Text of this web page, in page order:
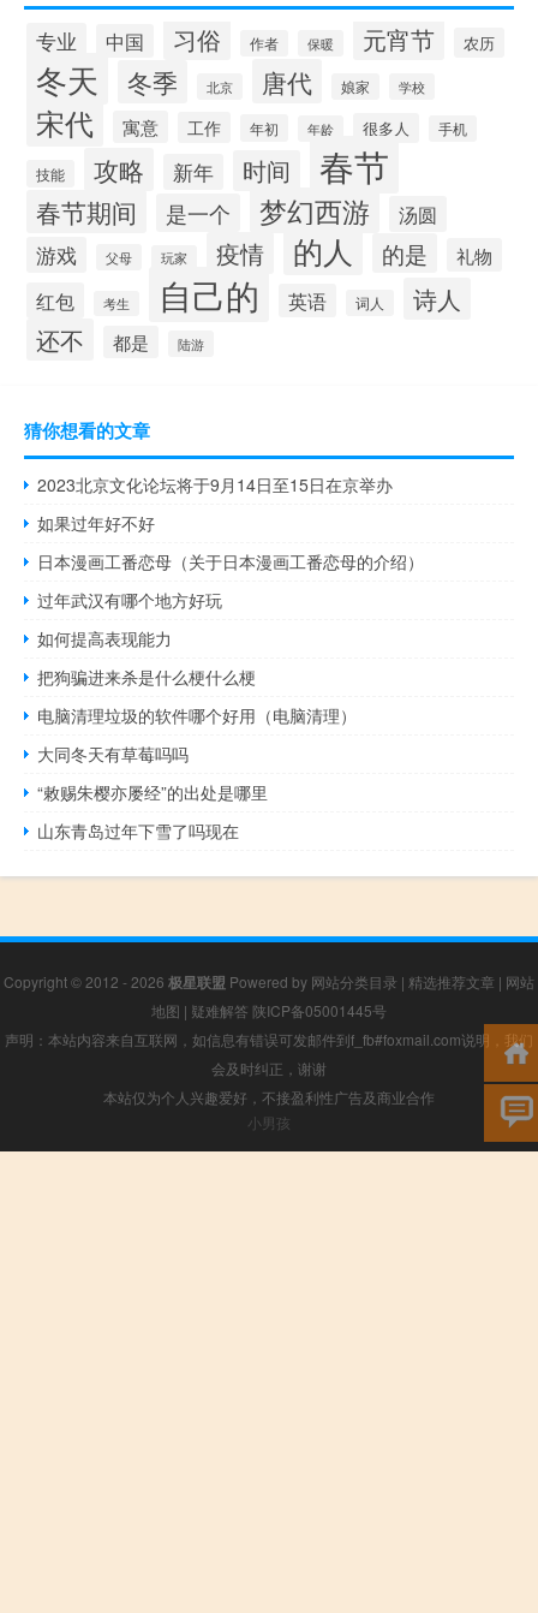
专业 中国 习俗 作者 保暖 元宵节 农历
冬天 冬季 北京 唐代 娘家 学校
宋代 寓意 工作 年初 年龄 很多人 手机
技能 攻略 新年 时间 春节
春节期间 是一个 梦幻西游
汤圆
游戏
父母 玩家 疫情 的人 的是 礼物
红包 考生 自己的 英语 词人
诗人
还不
都是 陆游
猜你想看的文章
2023北京文化论坛将于9月14日至15日在京举办
如果过年好不好
日本漫画工番恋母（关于日本漫画工番恋母的介绍）
过年武汉有哪个地方好玩
如何提高表现能力
把狗骗进来杀是什么梗什么梗
电脑清理垃圾的软件哪个好用（电脑清理）
大同冬天有草莓吗吗
“敕赐朱樱亦屡经”的出处是哪里
山东青岛过年下雪了吗现在
Copyright © 2012 - 2026 极星联盟 Powered by 网站分类目录 | 精选推荐文章 | 网站
地图 | 疑难解答 陕ICP备05001445号
声明：本站内容来自互联网，如信息有错误可发邮件到f_fb#foxmail.com说明，我们
会及时纠正，谢谢
本站仅为个人兴趣爱好，不接盈利性广告及商业合作
小男孩